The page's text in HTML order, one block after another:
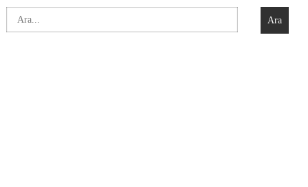
Ara